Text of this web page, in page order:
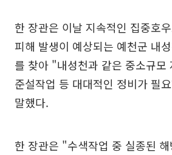
한 장관은 이날 지속적인 집중호
피해 발생이 예상되는 예천군 내
를 찾아 "내성천과 같은 중소규모
준설작업 등 대대적인 정비가 필
말했다.
한 장관은 "수색작업 중 실종된